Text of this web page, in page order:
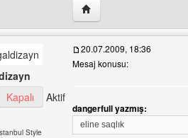
Yazarın web sitesini
Kullanıcının profilini görüntüle
Kapalı
Aktif
Style
20.07.2009, 18:36
Mesaj konusu:
dangerfull yazmış:
eline saqlık